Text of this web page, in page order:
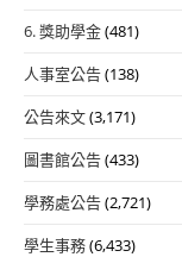
6. 獎助學金(481)
人事室公告(138)
公告來文(3,171)
圖書館公告(433)
學務處公告(2,721)
學生事務(6,433)